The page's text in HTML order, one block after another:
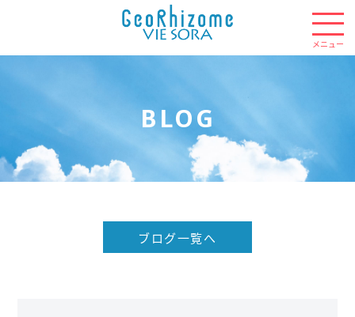
BLOG
ブログ一覧へ